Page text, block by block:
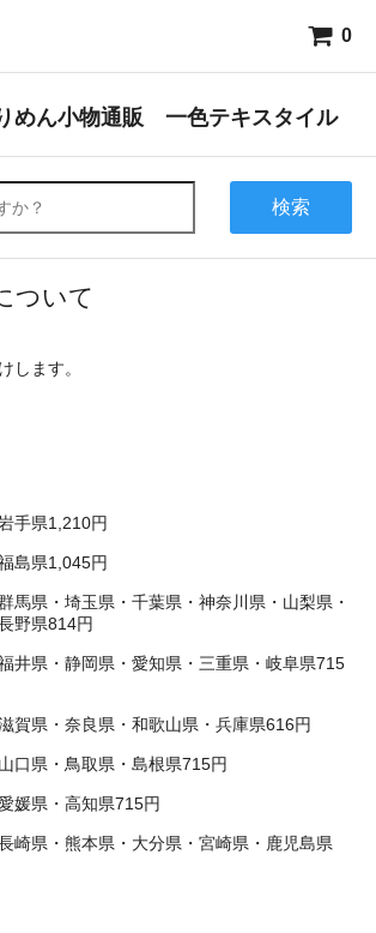
0
めん小物通販 一色テキスタイル
検索
ついて
します。
手県1,210円
島県1,045円
馬県・埼玉県・千葉県・神奈川県・山梨県・
野県814円
井県・静岡県・愛知県・三重県・岐阜県715
賀県・奈良県・和歌山県・兵庫県616円
口県・鳥取県・島根県715円
媛県・高知県715円
崎県・熊本県・大分県・宮崎県・鹿児島県